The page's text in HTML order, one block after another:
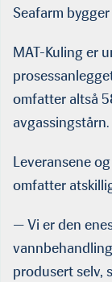
Seafarm bygger
MAT-Kuling er
omfatter altså
avgassingstårn.
Leveransene
omfatter
— Vi er den
produsert selv,